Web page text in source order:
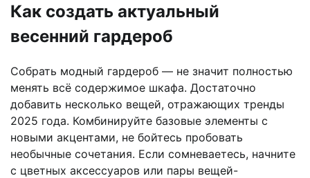
Как создать актуальный
весенний гардероб
Собрать модный гардероб — не значит полностью
менять всё содержимое шкафа. Достаточно
добавить несколько вещей, отражающих тренды
2025 года. Комбинируйте базовые элементы с
новыми акцентами, не бойтесь пробовать
необычные сочетания. Если сомневаетесь, начните
с цветных аксессуаров или пары вещей-